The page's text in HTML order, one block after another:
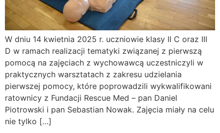
W dniu 14 kwietnia 2025 r. uczniowie klasy II C oraz III
D w ramach realizacji tematyki związanej z pierwszą
pomocą na zajęciach z wychowawcą uczestniczyli w
praktycznych warsztatach z zakresu udzielania
pierwszej pomocy, które poprowadzili wykwalifikowani
ratownicy z Fundacji Rescue Med – pan Daniel
Piotrowski i pan Sebastian Nowak. Zajęcia miały na celu
nie tylko […]